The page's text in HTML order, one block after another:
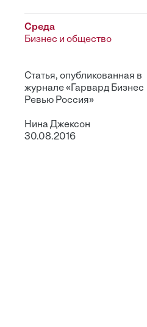
Среда
Бизнес и общество
Статья, опубликованная в
журнале «Гарвард Бизнес
Ревью Россия»
Нина Джексон
30.08.2016